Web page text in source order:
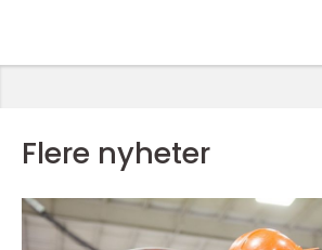
Flere nyheter